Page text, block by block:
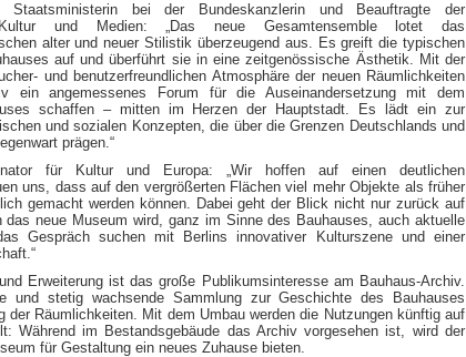
Staatsministerin bei der Bundeskanzlerin und Beauftragte der
und Medien: „Das neue Gesamtensemble lotet das
alter und neuer Stilistik überzeugend aus. Es greift die typischen
auf und überführt sie in eine zeitgenössische Ästhetik. Mit der
und benutzerfreundlichen Atmosphäre der neuen Räumlichkeiten
ein angemessenes Forum für die Auseinandersetzung mit dem
schaffen – mitten im Herzen der Hauptstadt. Es lädt ein zur
und sozialen Konzepten, die über die Grenzen Deutschlands und
prägen.“
für Kultur und Europa: „Wir hoffen auf einen deutlichen
uns, dass auf den vergrößerten Flächen viel mehr Objekte als früher
gemacht werden können. Dabei geht der Blick nicht nur zurück auf
das neue Museum wird, ganz im Sinne des Bauhauses, auch aktuelle
Gespräch suchen mit Berlins innovativer Kulturszene und einer
Erweiterung ist das große Publikumsinteresse am Bauhaus-Archiv.
und stetig wachsende Sammlung zur Geschichte des Bauhauses
der Räumlichkeiten. Mit dem Umbau werden die Nutzungen künftig auf
Während im Bestandsgebäude das Archiv vorgesehen ist, wird der
für Gestaltung ein neues Zuhause bieten.